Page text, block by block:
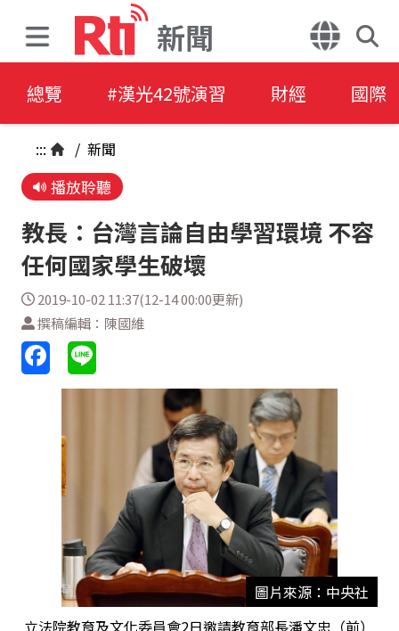
新聞
總覽 #漢光42號演習 財經 國際
::: / 新聞
播放聆聽
教長：台灣言論自由學習環境 不容
任何國家學生破壞
2019-10-02 11:37(12-14 00:00更新)
撰稿編輯：陳國維
圖片來源：中央社
立法院教育及文化委員會2日邀請教育部長潘文忠（前）